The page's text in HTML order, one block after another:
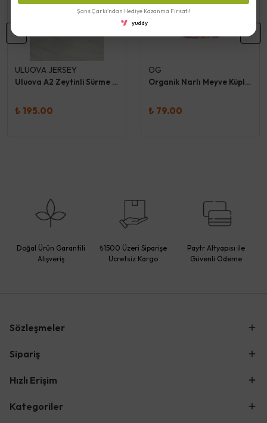
ULUOVA JERSEY
Uluova A2 Zeytinli Sürme Peynir
₺ 195.00
OG
Organik Narlı Meyve Küpleri 30 Gr
₺ 79.00
Doğal Ürün Garantili
Alışveriş
₺1500 Üzeri Siparişe
Ücretsiz Kargo
Paytr Altyapısı ile
Güvenli Ödeme
Sözleşmeler
Sipariş
Hızlı Erişim
Kategoriler
Şans Çarkı'ndan Hediye Kazanma Fırsatı!
yuddy